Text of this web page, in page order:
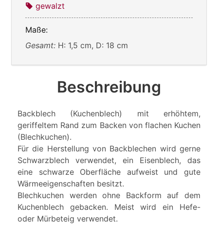
gewalzt
Maße:
Gesamt: H: 1,5 cm, D: 18 cm
Beschreibung
Backblech (Kuchenblech) mit erhöhtem,
geriffeltem Rand zum Backen von flachen Kuchen
(Blechkuchen).
Für die Herstellung von Backblechen wird gerne
Schwarzblech verwendet, ein Eisenblech, das
eine schwarze Oberfläche aufweist und gute
Wärmeeigenschaften besitzt.
Blechkuchen werden ohne Backform auf dem
Kuchenblech gebacken. Meist wird ein Hefe-
oder Mürbeteig verwendet.